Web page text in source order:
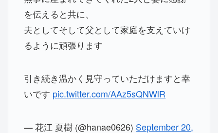
を伝えると共に、
夫としてそして父として家庭を支えていけ
るように頑張ります
引き続き温かく見守っていただけますと幸
いです pic.twitter.com/AAz5sQNWlR
— 花江 夏樹 (@hanae0626) September 20,